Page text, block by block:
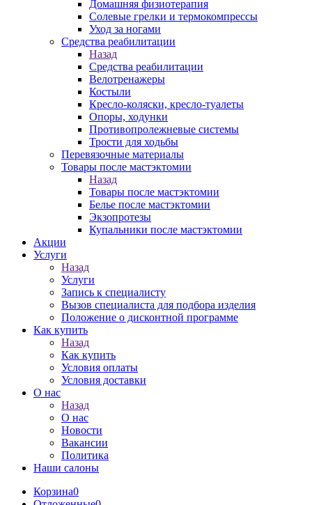
Домашняя физиотерапия
Солевые грелки и термокомпрессы
Уход за ногами
Средства реабилитации
Назад
Средства реабилитации
Велотренажеры
Костыли
Кресло-коляски, кресло-туалеты
Опоры, ходунки
Противопролежневые системы
Трости для ходьбы
Перевязочные материалы
Товары после мастэктомии
Назад
Товары после мастэктомии
Белье после мастэктомии
Экзопротезы
Купальники после мастэктомии
Акции
Услуги
Назад
Услуги
Запись к специалисту
Вызов специалиста для подбора изделия
Положение о дисконтной программе
Как купить
Назад
Как купить
Условия оплаты
Условия доставки
О нас
Назад
О нас
Новости
Вакансии
Политика
Наши салоны
Корзина0